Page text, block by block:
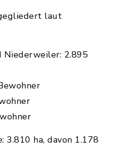
laut
2.895
3.810 ha, davon 1.178